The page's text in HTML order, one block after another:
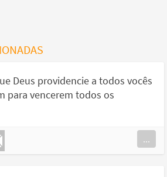
Deus providencie a todos vocês
para vencerem todos os
...